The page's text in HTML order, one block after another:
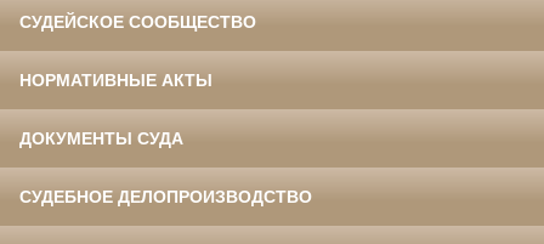
СУДЕЙСКОЕ СООБЩЕСТВО
НОРМАТИВНЫЕ АКТЫ
ДОКУМЕНТЫ СУДА
СУДЕБНОЕ ДЕЛОПРОИЗВОДСТВО